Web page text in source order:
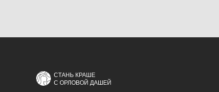
СТАНЬ КРАШЕ
С ОРЛОВОЙ ДАШЕЙ